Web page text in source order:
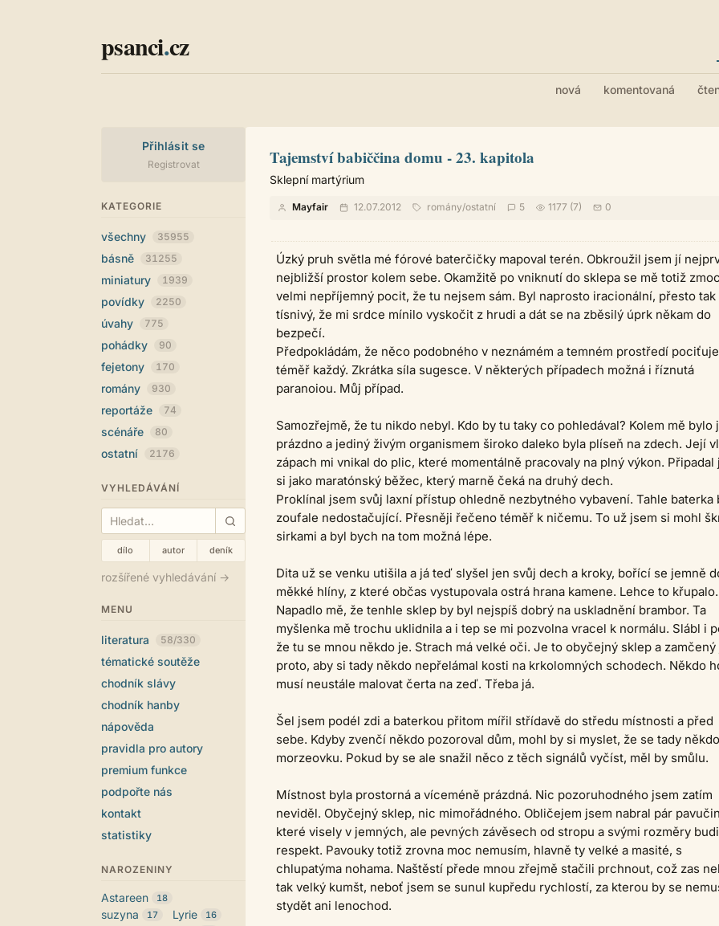
psanci.cz
nová komentovaná
Přihlásit se
Registrovat
KATEGORIE
všechny 35955
básně 31255
miniatury 1939
povídky 2250
úvahy 775
pohádky 90
fejetony 170
romány 930
reportáže 74
scénáře 80
ostatní 2176
VYHLEDÁVÁNÍ
dílo autor deník
rozšířené vyhledávání →
MENU
literatura 58/330
tématické soutěže
chodník slávy
chodník hanby
nápověda
pravidla pro autory
premium funkce
podpořte nás
kontakt
statistiky
NAROZENINY
Astareen 18
suzyna 17 Lyrie 16
Tajemství babiččina domu - 23. kapitola
Sklepní martýrium
Mayfair 12.07.2012 romány/ostatní 5 1177 (7) 0
Úzký pruh světla mé fórové baterčičky mapoval terén. Obkroužil jsem jí
nejbližší prostor kolem sebe. Okamžitě po vniknutí do sklepa se mě totiž
velmi nepříjemný pocit, že tu nejsem sám. Byl naprosto iracionální, přesto tak
tísnivý, že mi srdce mínilo vyskočit z hrudi a dát se na zběsilý úprk někam do
bezpečí.
Předpokládám, že něco podobného v neznámém a temném prostředí pociťuje
téměř každý. Zkrátka síla sugesce. V některých případech možná i říznutá
paranoiou. Můj případ.
Samozřejmě, že tu nikdo nebyl. Kdo by tu taky co pohledával? Kolem mě bylo
prázdno a jediný živým organismem široko daleko byla plíseň na zdech. Její
zápach mi vnikal do plic, které momentálně pracovaly na plný výkon. Připadal
si jako maratónský běžec, který marně čeká na druhý dech.
Proklínal jsem svůj laxní přístup ohledně nezbytného vybavení. Tahle baterka
zoufale nedostačující. Přesněji řečeno téměř k ničemu. To už jsem si mohl
sirkami a byl bych na tom možná lépe.
Dita už se venku utišila a já teď slyšel jen svůj dech a kroky, bořící se jemně
měkké hlíny, z které občas vystupovala ostrá hrana kamene. Lehce to křupalo.
Napadlo mě, že tenhle sklep by byl nejspíš dobrý na uskladnění brambor. Ta
myšlenka mě trochu uklidnila a i tep se mi pozvolna vracel k normálu. Slábl i
že tu se mnou někdo je. Strach má velké oči. Je to obyčejný sklep a zamčený
proto, aby si tady někdo nepřelámal kosti na krkolomných schodech. Někdo
musí neustále malovat čerta na zeď. Třeba já.
Šel jsem podél zdi a baterkou přitom mířil střídavě do středu místnosti a před
sebe. Kdyby zvenčí někdo pozoroval dům, mohl by si myslet, že se tady
morzeovku. Pokud by se ale snažil něco z těch signálů vyčíst, měl by smůlu.
Místnost byla prostorná a víceméně prázdná. Nic pozoruhodného jsem zatím
neviděl. Obyčejný sklep, nic mimořádného. Obličejem jsem nabral pár
které visely v jemných, ale pevných závěsech od stropu a svými rozměry
respekt. Pavouky totiž zrovna moc nemusím, hlavně ty velké a masité, s
chlupatýma nohama. Naštěstí přede mnou zřejmě stačili prchnout, což zas
tak velký kumšt, neboť jsem se sunul kupředu rychlostí, za kterou by se
stydět ani lenochod.